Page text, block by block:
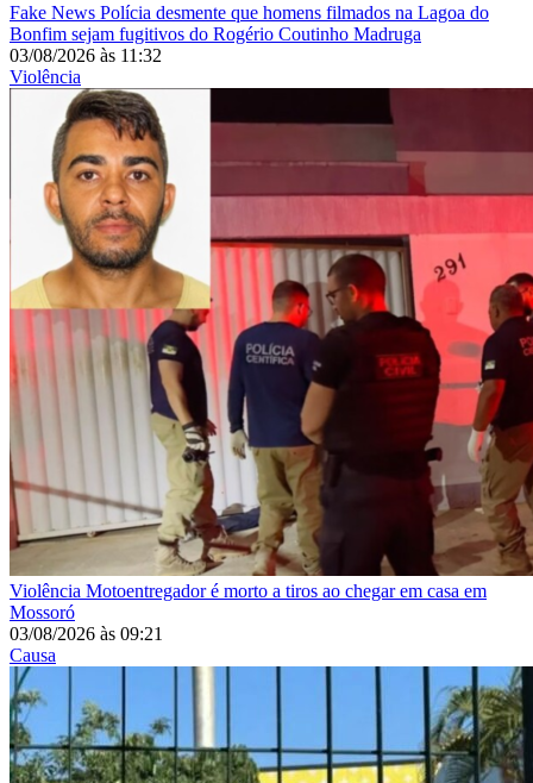
Fake News Polícia desmente que homens filmados na Lagoa do
Bonfim sejam fugitivos do Rogério Coutinho Madruga
03/08/2026 às 11:32
Violência
Violência Motoentregador é morto a tiros ao chegar em casa em
Mossoró
03/08/2026 às 09:21
Causa